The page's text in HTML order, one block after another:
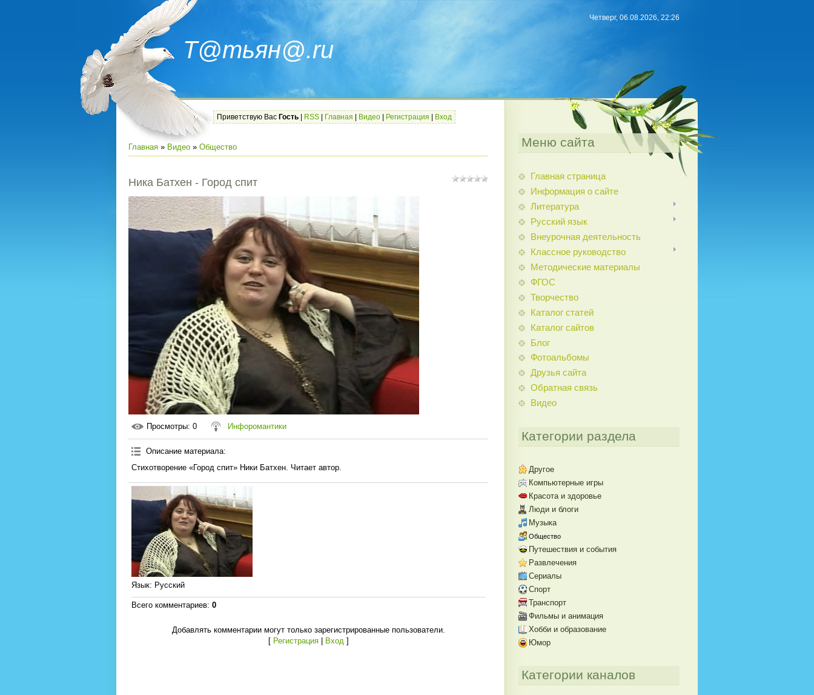
Т@тьян@.ru
Четверг, 06.08.2026, 22:26
Приветствую Вас Гость RSS Главная Видео Регистрация Вход
Главная » Видео » Общество
Ника Батхен - Город спит
Просмотры: 0 Инфоромантики
Описание материала:
Стихотворение «Город спит» Ники Батхен. Читает автор.
Язык: Русский
Всего комментариев: 0
Добавлять комментарии могут только зарегистрированные пользователи.
[ Регистрация| Вход]
Меню сайта
Главная страница
Информация о сайте
Литература
Русский язык
Внеурочная деятельность
Классное руководство
Методические материалы
ФГОС
Творчество
Каталог статей
Каталог сайтов
Блог
Фотоальбомы
Друзья сайта
Обратная связь
Видео
Категории раздела
Другое
Компьютерные игры
Красота и здоровье
Люди и блоги
Музыка
Общество
Путешествия и события
Развлечения
Сериалы
Спорт
Транспорт
Фильмы и анимация
Хобби и образование
Юмор
Категории каналов